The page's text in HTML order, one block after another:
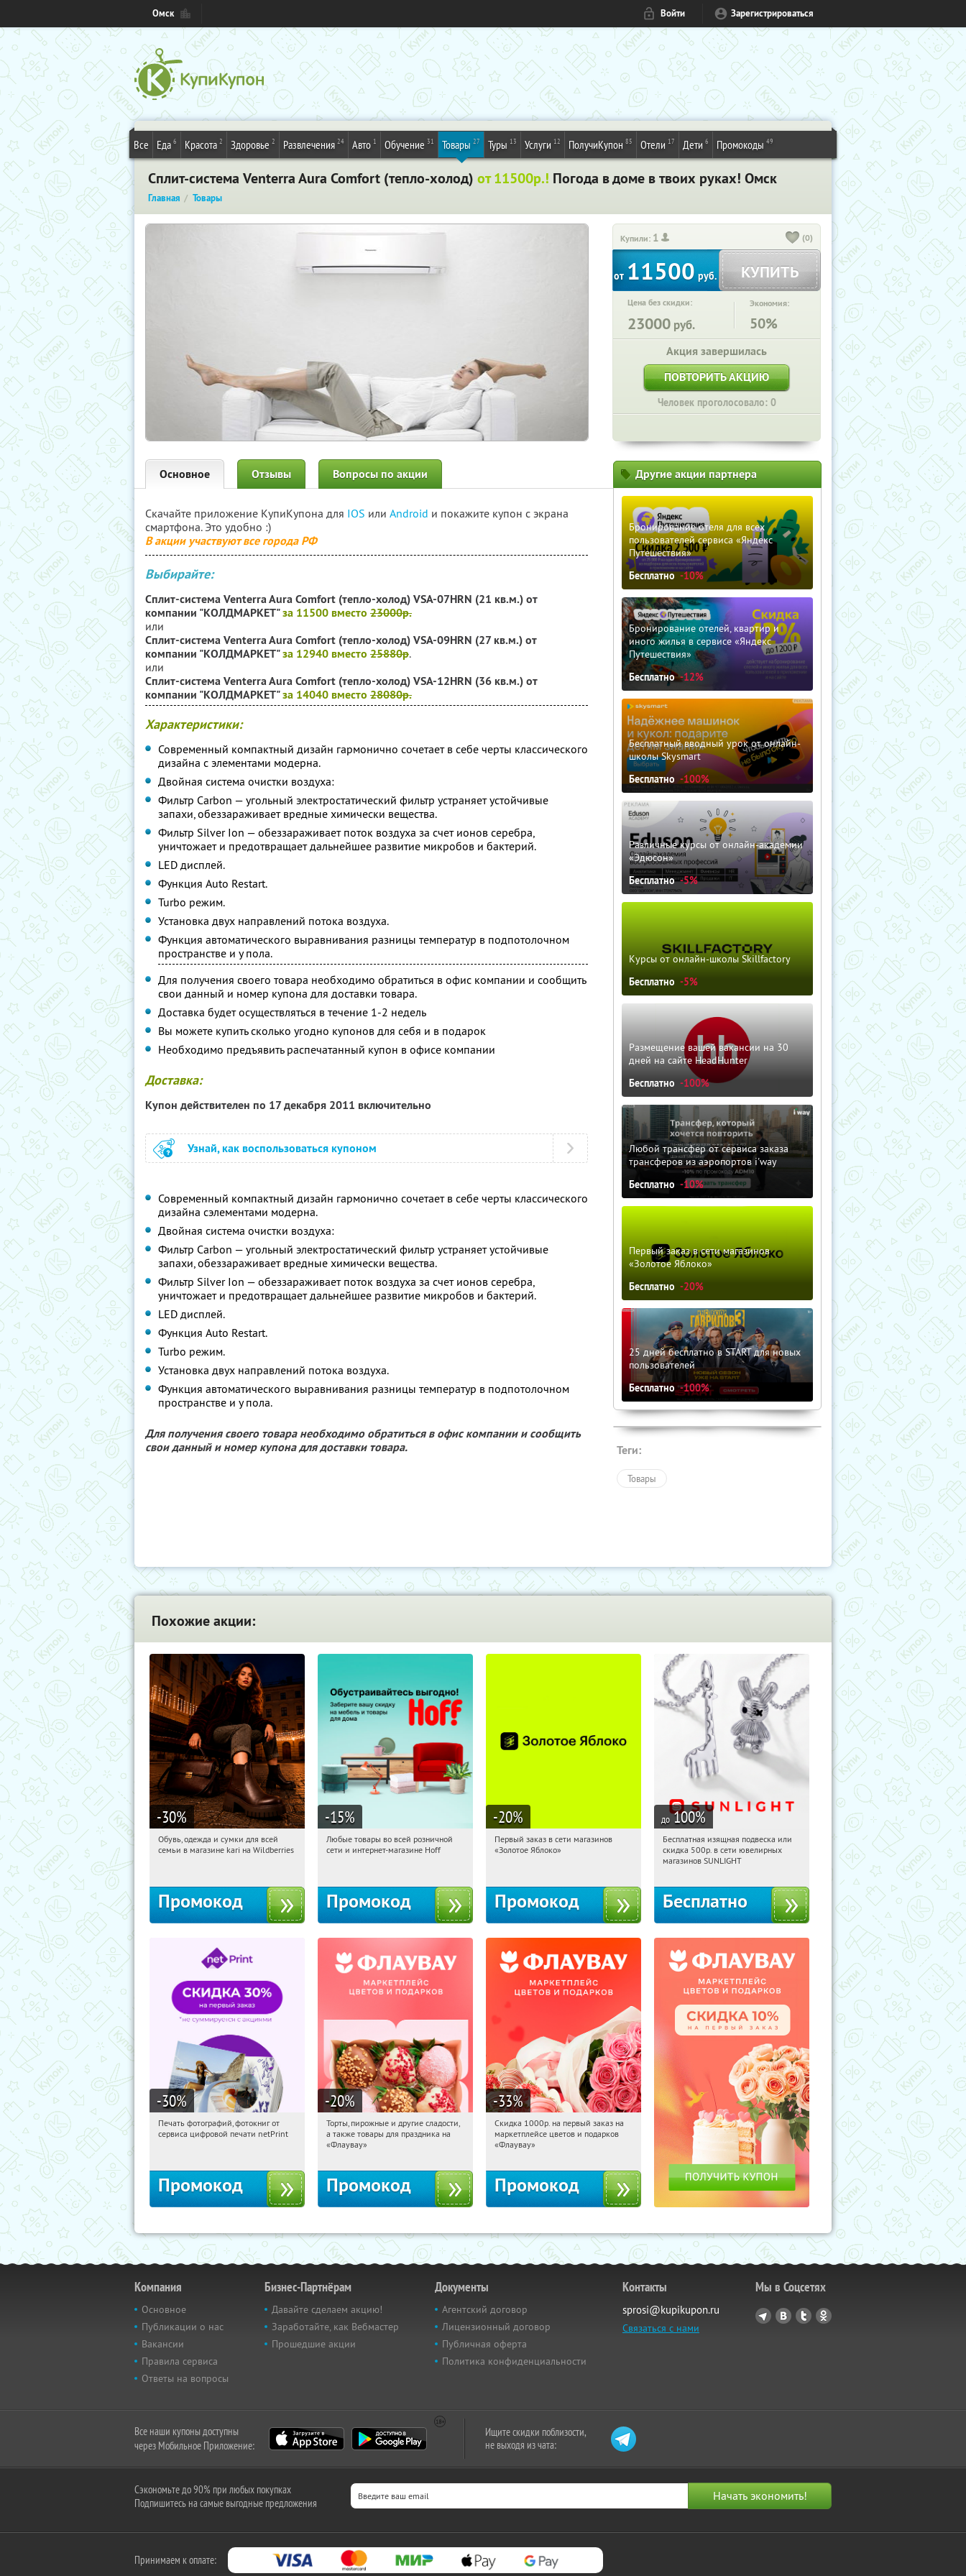
Омск Войти Зарегистрироваться
Все Еда 6 Красота 2 Здоровье 2 Развлечения 24 Авто 1 Обучение 31 Товары 27 Туры 13 Услуги 12 ПолучиКупон 85 Отели 17 Дети 6 Промокоды 49
Сплит-система Venterra Aura Comfort (тепло-холод) от 11500р.! Погода в доме в твоих руках! Омск
Главная Товары
Купили: 1 (0)
от11500 руб. КУПИТЬ
Цена без скидки:
23000 руб.
Экономия:
50%
Акция завершилась
ПОВТОРИТЬ АКЦИЮ
Человек проголосовало: 0
Основное Отзывы Вопросы по акции
Скачайте приложение КупиКупона для IOS или Android и покажите купон с экрана
смартфона. Это удобно :)
В акции участвуют все города РФ
Выбирайте:
Сплит-система Venterra Aura Comfort (тепло-холод) VSA-07HRN (21 кв.м.)от
компании "КОЛДМАРКЕТ"за 11500 вместо 23000р.
или
Сплит-система Venterra Aura Comfort (тепло-холод) VSA-09HRN (27 кв.м.) от
компании "КОЛДМАРКЕТ"за 12940 вместо 25880р.
или
Сплит-система Venterra Aura Comfort (тепло-холод) VSA-12HRN (36 кв.м.) от
компании "КОЛДМАРКЕТ"за 14040 вместо 28080р.
Характеристики:
Современный компактный дизайн гармонично сочетает в себе черты классического
дизайна с элементами модерна.
Двойная система очистки воздуха:
Фильтр Carbon — угольный электростатический фильтр устраняет устойчивые
запахи, обеззараживает вредные химически вещества.
Фильтр Silver Ion — обеззараживает поток воздуха за счет ионов серебра,
уничтожает и предотвращает дальнейшее развитие микробов и бактерий.
LED дисплей.
Функция Autо Restart.
Turbo режим.
Установка двух направлений потока воздуха.
Функция автоматического выравнивания разницы температур в подпотолочном
пространстве и у пола.
Для получения своего товара необходимо обратиться в офис компании и сообщить
свои данный и номер купона для доставки товара.
Доставка будет осуществляться в течение 1-2 недель
Вы можете купить сколько угодно купонов для себя и в подарок
Необходимо предъявить распечатанный купон в офисе компании
Доставка:
Купон действителен по 17 декабря 2011 включительно
Узнай, как воспользоваться купоном
Современный компактный дизайн гармонично сочетает в себе черты классического
дизайна сэлементами модерна.
Двойная система очистки воздуха:
Фильтр Carbon — угольный электростатический фильтр устраняет устойчивые
запахи, обеззараживает вредные химически вещества.
Фильтр Silver Ion — обеззараживает поток воздуха за счет ионов серебра,
уничтожает и предотвращает дальнейшее развитие микробов и бактерий.
LED дисплей.
Функция Autо Restart.
Turbo режим.
Установка двух направлений потока воздуха.
Функция автоматического выравнивания разницы температур в подпотолочном
пространстве и у пола.
Для получения своего товара необходимо обратиться в офис компании и сообщить
свои данный и номер купона для доставки товара.
Другие акции партнера
Бронирование отеля для всех
пользователей сервиса «Яндекс
Путешествия»
Бесплатно -10%
Бронирование отелей, квартир и
иного жилья в сервисе «Яндекс
Путешествия»
Бесплатно -12%
Бесплатный вводный урок от онлайн-
школы Skysmart
Бесплатно -100%
Различные курсы от онлайн-академии
«Эдюсон»
Бесплатно -5%
Курсы от онлайн-школы Skillfactory
Бесплатно -5%
Размещение вашей вакансии на 30
дней на сайте HeadHunter
Бесплатно -100%
Любой трансфер от сервиса заказа
трансферов из аэропортов i'way
Бесплатно -10%
Первый заказ в сети магазинов
«Золотое Яблоко»
Бесплатно -20%
25 дней бесплатно в START для новых
пользователей
Бесплатно -100%
Теги:
Товары
Похожие акции:
-30%
02:29:36 Получили:
Обувь, одежда и сумки для всей
семьи в магазине kari на Wildberries
Промокод
-15%
02:29:36 Получили:
Любые товары во всей розничной
сети и интернет-магазине Hoff
Промокод
-20%
02:29:36
Получи первым!
Первый заказ в сети магазинов
«Золотое Яблоко»
Промокод
до 100%
02:29:36 Получили:
Россия
Бесплатная изящная подвеска или
скидка 500р. в сети ювелирных
магазинов SUNLIGHT
Бесплатно
-30%
02:29:36 Получили:
Печать фотографий, фотокниг от
сервиса цифровой печати netPrint
Промокод
-20%
02:29:36 Получили:
Россия
Торты, пирожные и другие сладости,
а также товары для праздника на
«Флаувау»
Промокод
-33%
02:29:36 Получили:
Россия
Скидка 1000р. на первый заказ на
маркетплейсе цветов и подарков
«Флаувау»
Промокод
Компания
Основное
Публикации о нас
Вакансии
Правила сервиса
Ответы на вопросы
Бизнес-Партнёрам
Давайте сделаем акцию!
Заработайте, как Вебмастер
Прошедшие акции
Документы
Агентский договор
Лицензионный договор
Публичная оферта
Политика конфиденциальности
Контакты
sprosi@kupikupon.ru
Связаться с нами
Мы в Соцсетях
Все наши купоны доступны
через Мобильное Приложение:
Ищите скидки поблизости,
не выходя из чата:
Сэкономьте до 90% при любых покупках
Подпишитесь на самые выгодные предложения
Принимаем к оплате: